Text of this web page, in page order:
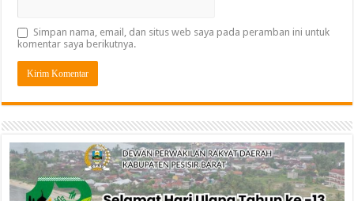
Simpan nama, email, dan situs web saya pada peramban ini untuk
komentar saya berikutnya.